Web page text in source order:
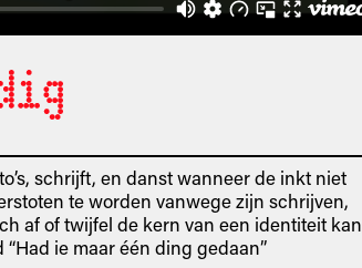
schrijft, en danst wanneer de inkt niet
te worden vanwege zijn schrijven,
af of twijfel de kern van een identiteit kan
ie maar één ding gedaan”